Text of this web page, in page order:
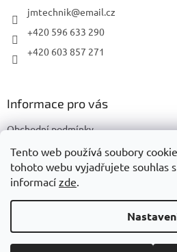
Tento web používá soubory
tohoto webu vyjadřujete souhlas
informací zde.
jmtechnik@email.cz
+420 596 633 290
+420 603 857 271
Informace pro vás
Obchodní podmínky
Podmínky ochrany osobních údajů
Copyright 2026JMTechnik.